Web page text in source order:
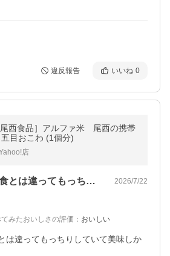
違反報告 いいね 0
西食品］アルファ米 尾西の携帯
目おこわ (1個分)
店
過去に食した非常食とは違ってもっちりし… 2026/7/22
みたおいしさの評価 ： おいしい
は違ってもっちりしていて美味しか